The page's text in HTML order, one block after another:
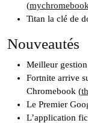
(
Titan la clé de
Nouveautés
Meilleur
Fortnite arrive
Chromebook (
Le Premier
L’application